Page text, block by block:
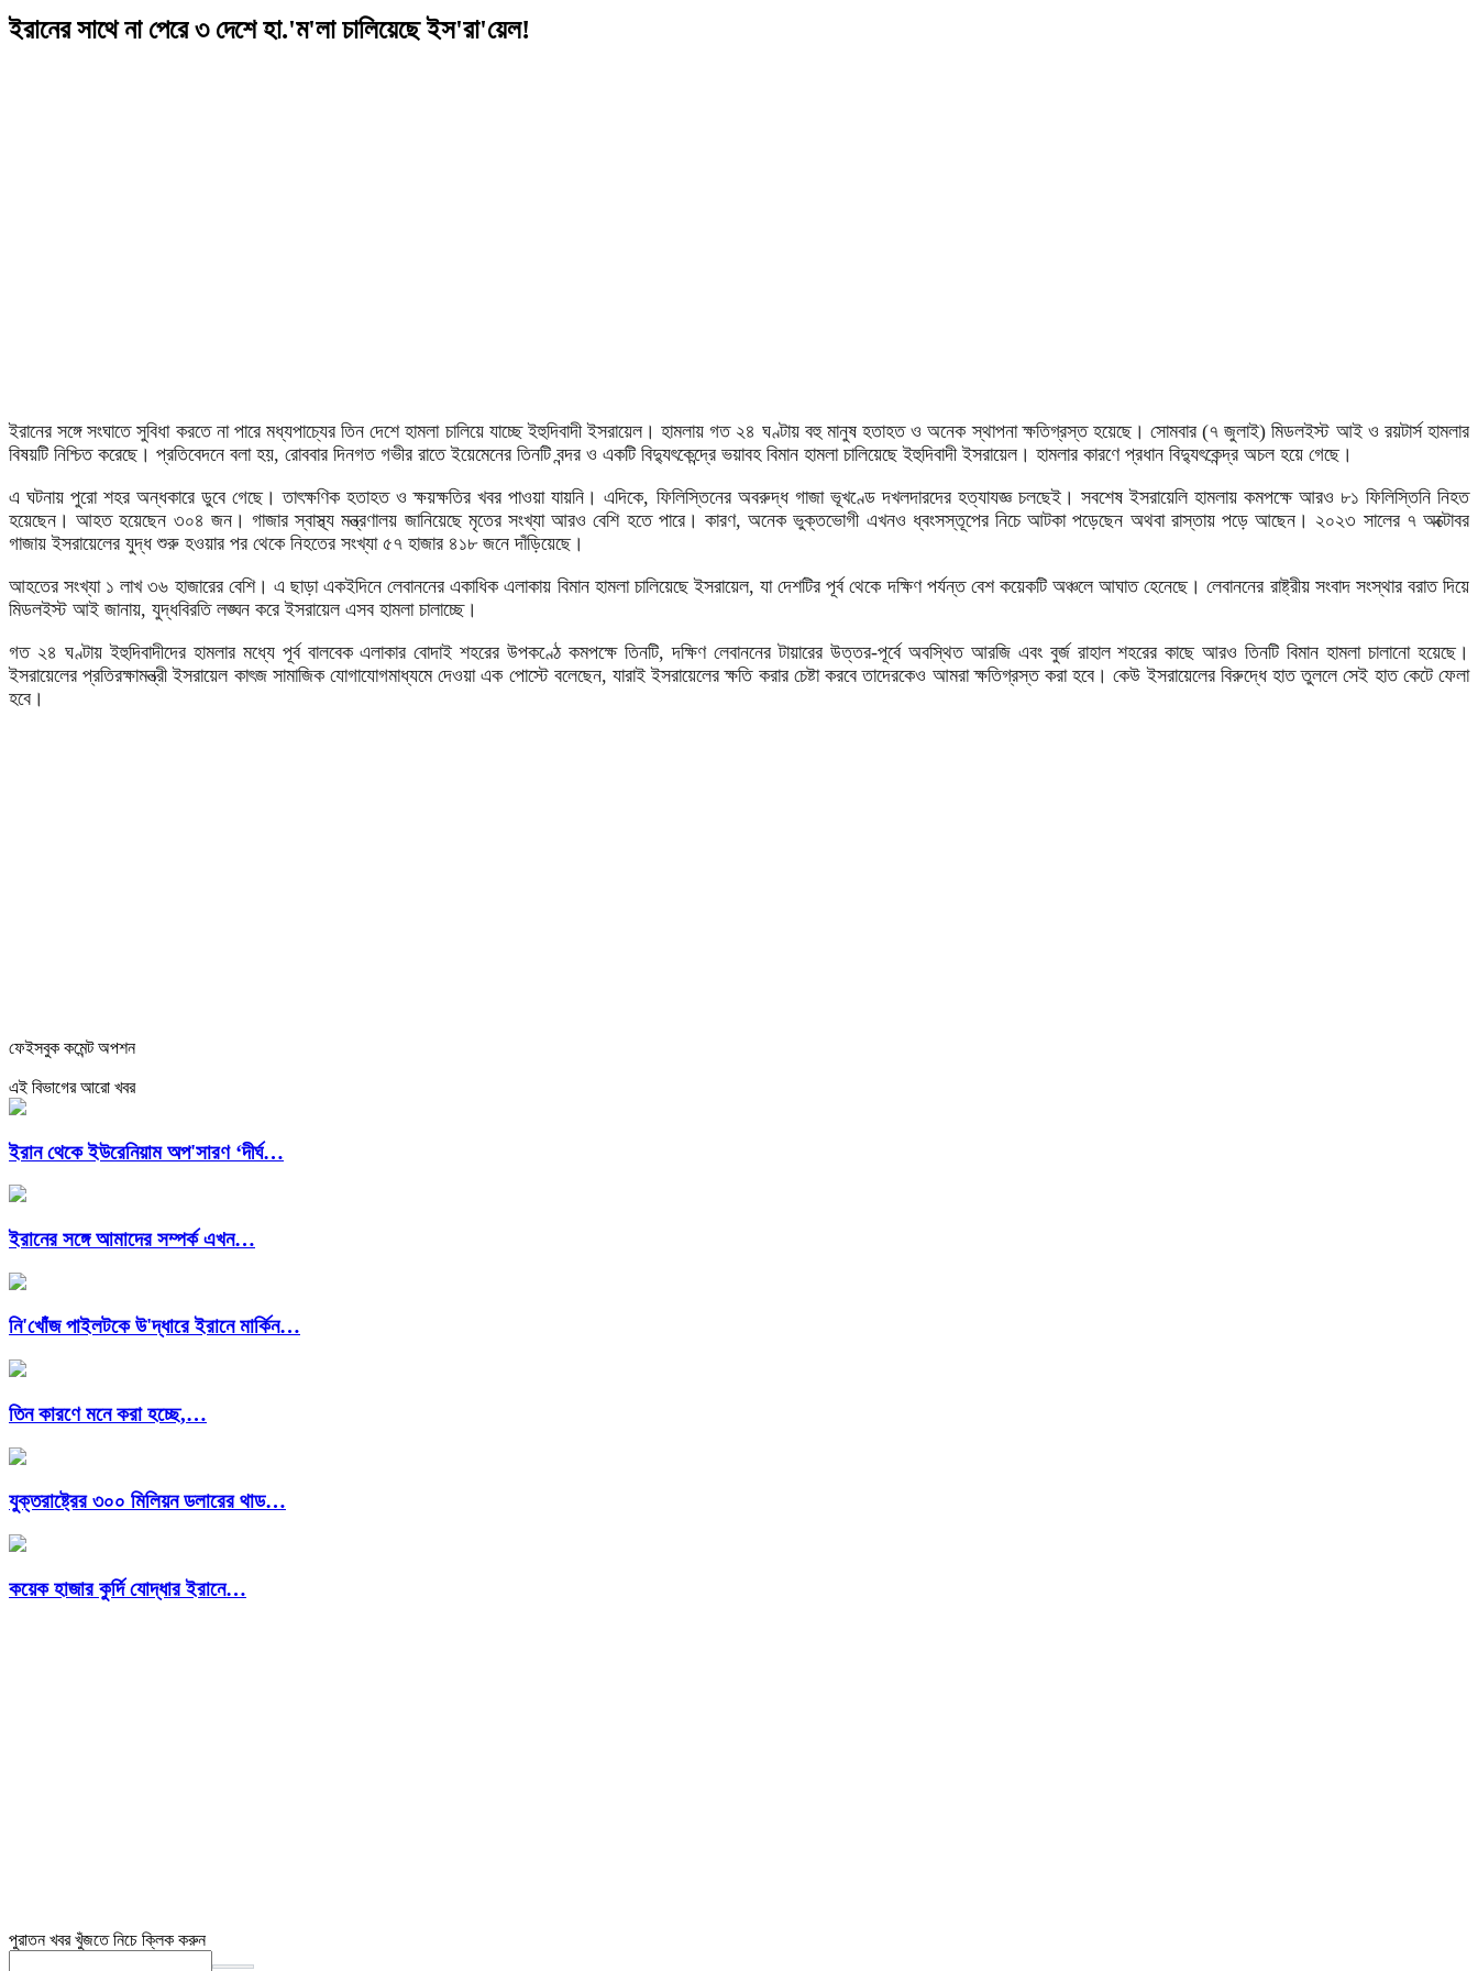
ইরানের সাথে না পেরে ৩ দেশে হা.'ম'লা চালিয়েছে ইস'রা'য়েল!
ইরানের সঙ্গে সংঘাতে সুবিধা করতে না পারে মধ্যপাচ্যের তিন দেশে হামলা চালিয়ে যাচ্ছে ইহুদিবাদী ইসরায়েল। হামলায় গত ২৪ ঘণ্টায় বহু মানুষ হতাহত ও অনেক স্থাপনা ক্ষতিগ্রস্ত হয়েছে। সোমবার (৭ জুলাই) মিডলইস্ট আই ও রয়টার্স হামলার
বিষয়টি নিশ্চিত করেছে। প্রতিবেদনে বলা হয়, রোববার দিনগত গভীর রাতে ইয়েমেনের তিনটি বন্দর ও একটি বিদ্যুৎকেন্দ্রে ভয়াবহ বিমান হামলা চালিয়েছে ইহুদিবাদী ইসরায়েল। হামলার কারণে প্রধান বিদ্যুৎকেন্দ্র অচল হয়ে গেছে।
এ ঘটনায় পুরো শহর অন্ধকারে ডুবে গেছে। তাৎক্ষণিক হতাহত ও ক্ষয়ক্ষতির খবর পাওয়া যায়নি। এদিকে, ফিলিস্তিনের অবরুদ্ধ গাজা ভূখণ্ডে দখলদারদের হত্যাযজ্ঞ চলছেই। সবশেষ ইসরায়েলি হামলায় কমপক্ষে আরও ৮১ ফিলিস্তিনি নিহত
হয়েছেন। আহত হয়েছেন ৩০৪ জন। গাজার স্বাস্থ্য মন্ত্রণালয় জানিয়েছে মৃতের সংখ্যা আরও বেশি হতে পারে। কারণ, অনেক ভুক্তভোগী এখনও ধ্বংসস্তূপের নিচে আটকা পড়েছেন অথবা রাস্তায় পড়ে আছেন। ২০২৩ সালের ৭ অক্টোবর
গাজায় ইসরায়েলের যুদ্ধ শুরু হওয়ার পর থেকে নিহতের সংখ্যা ৫৭ হাজার ৪১৮ জনে দাঁড়িয়েছে।
আহতের সংখ্যা ১ লাখ ৩৬ হাজারের বেশি। এ ছাড়া একইদিনে লেবাননের একাধিক এলাকায় বিমান হামলা চালিয়েছে ইসরায়েল, যা দেশটির পূর্ব থেকে দক্ষিণ পর্যন্ত বেশ কয়েকটি অঞ্চলে আঘাত হেনেছে। লেবাননের রাষ্ট্রীয় সংবাদ সংস্থার বরাত দিয়ে
মিডলইস্ট আই জানায়, যুদ্ধবিরতি লঙ্ঘন করে ইসরায়েল এসব হামলা চালাচ্ছে।
গত ২৪ ঘণ্টায় ইহুদিবাদীদের হামলার মধ্যে পূর্ব বালবেক এলাকার বোদাই শহরের উপকণ্ঠে কমপক্ষে তিনটি, দক্ষিণ লেবাননের টায়ারের উত্তর-পূর্বে অবস্থিত আরজি এবং বুর্জ রাহাল শহরের কাছে আরও তিনটি বিমান হামলা চালানো হয়েছে।
ইসরায়েলের প্রতিরক্ষামন্ত্রী ইসরায়েল কাৎজ সামাজিক যোগাযোগমাধ্যমে দেওয়া এক পোস্টে বলেছেন, যারাই ইসরায়েলের ক্ষতি করার চেষ্টা করবে তাদেরকেও আমরা ক্ষতিগ্রস্ত করা হবে। কেউ ইসরায়েলের বিরুদ্ধে হাত তুললে সেই হাত কেটে ফেলা
হবে।
ফেইসবুক কমেন্ট অপশন
এই বিভাগের আরো খবর
ইরান থেকে ইউরেনিয়াম অপ'সারণ ‘দীর্ঘ…
ইরানের সঙ্গে আমাদের সম্পর্ক এখন…
নি'খোঁজ পাইলটকে উ'দ্ধারে ইরানে মার্কিন…
তিন কারণে মনে করা হচ্ছে,…
যুক্তরাষ্ট্রের ৩০০ মিলিয়ন ডলারের থাড…
কয়েক হাজার কুর্দি যোদ্ধার ইরানে…
পুরাতন খবর খুঁজতে নিচে ক্লিক করুন